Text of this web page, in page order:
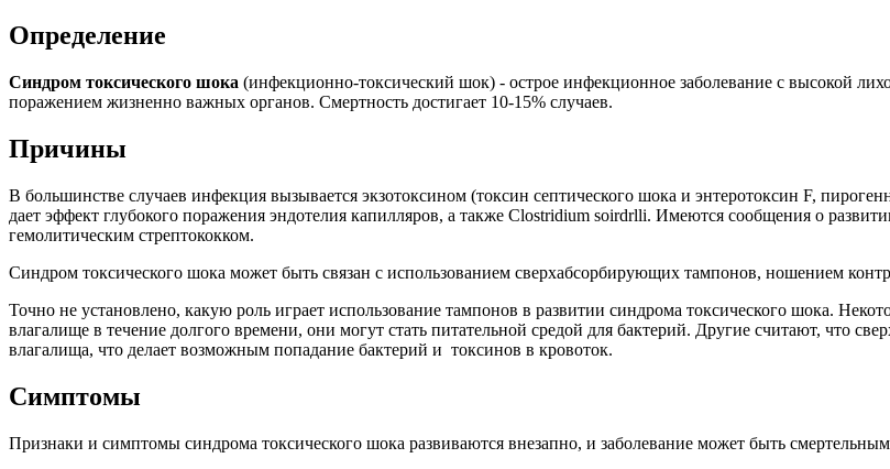
Определение
Синдром токсического шока (инфекционно-токсический шок) - острое инфекционное заболевание с высокой
поражением жизненно важных органов. Смертность достигает 10-15% случаев.
Причины
В большинстве случаев инфекция вызывается экзотоксином (токсин септического шока и энтеротоксин F,
дает эффект глубокого поражения эндотелия капилляров, а также Clostridium soirdrlli. Имеются сообщения о
гемолитическим стрептококком.
Синдром токсического шока может быть связан с использованием сверхабсорбирующих тампонов, ношением
Точно не установлено, какую роль играет использование тампонов в развитии синдрома токсического шока.
влагалище в течение долгого времени, они могут стать питательной средой для бактерий. Другие считают, что
влагалища, что делает возможным попадание бактерий и токсинов в кровоток.
Симптомы
Признаки и симптомы синдрома токсического шока развиваются внезапно, и заболевание может быть